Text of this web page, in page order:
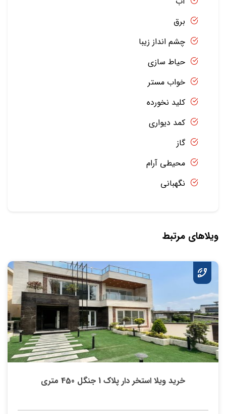
برق
چشم انداز زیبا
حیاط سازی
خواب مستر
کلید نخورده
کمد دیواری
گاز
محیطی آرام
نگهبانی
ویلاهای مرتبط
خرید ویلا استخر دار پلاک 1 جنگل 450 متری